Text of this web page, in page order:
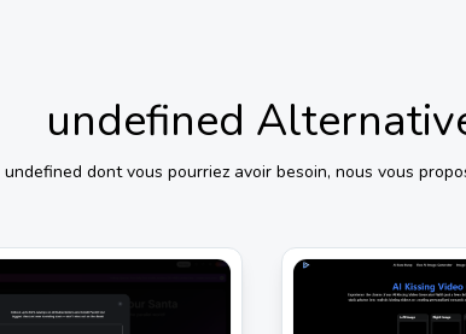
undefined
undefined dont vous pourriez avoir besoin, nous vous